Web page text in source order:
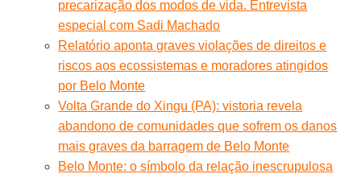
precarização dos modos de vida. Entrevista
especial com Sadi Machado
Relatório aponta graves violações de direitos e
riscos aos ecossistemas e moradores atingidos
por Belo Monte
Volta Grande do Xingu (PA): vistoria revela
abandono de comunidades que sofrem os danos
mais graves da barragem de Belo Monte
Belo Monte: o símbolo da relação inescrupulosa